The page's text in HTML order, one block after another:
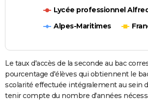
Lycée professionnel
Alpes-Maritimes
Le taux d'accès de la seconde au bac
pourcentage d'élèves qui obtiennent le
scolarité effectuée intégralement au sein
tenir compte du nombre d'années